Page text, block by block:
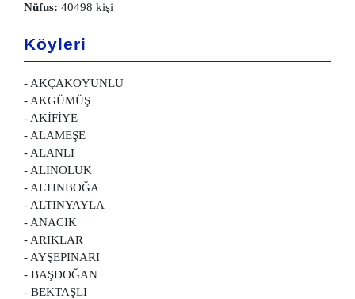
Nüfus: 40498 kişi
Köyleri
- AKÇAKOYUNLU
- AKGÜMÜŞ
- AKİFİYE
- ALAMEŞE
- ALANLI
- ALINOLUK
- ALTINBOĞA
- ALTINYAYLA
- ANACIK
- ARIKLAR
- AYŞEPINARI
- BAŞDOĞAN
- BEKTAŞLI